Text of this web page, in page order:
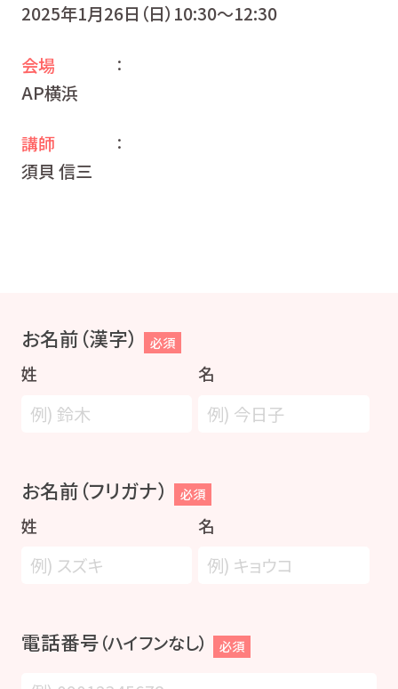
2025年1月26日（日）10:30〜12:30
会場 ：
AP横浜
講師 ：
須貝 信三
お名前（漢字） 必須
姓 名
お名前（フリガナ） 必須
姓 名
電話番号（ハイフンなし） 必須